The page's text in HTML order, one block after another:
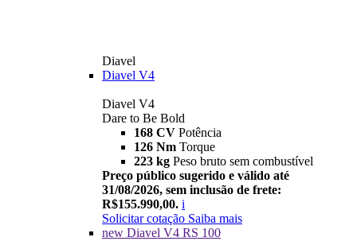
Diavel
Diavel V4
Diavel V4
Dare to Be Bold
168 CV Potência
126 Nm Torque
223 kg Peso bruto sem combustível
Preço público sugerido e válido até
31/08/2026, sem inclusão de frete:
R$155.990,00. i
Solicitar cotação Saiba mais
new Diavel V4 RS 100